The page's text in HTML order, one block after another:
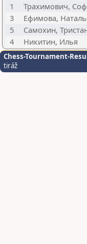
1
Трахимович,
3
Ефимова,
5
Самохин,
4
Никитин, Илья
Chess-Tournament-
tiráž